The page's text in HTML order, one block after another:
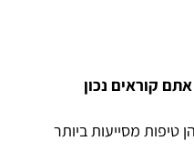
קוראים נכון
טיפות מסייעות ביותר